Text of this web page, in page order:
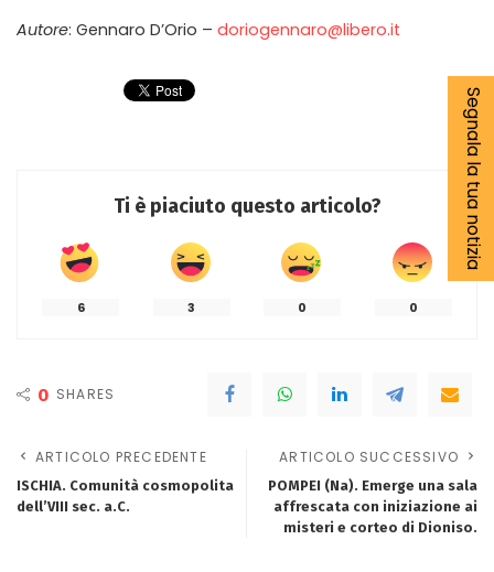
Autore: Gennaro D’Orio – doriogennaro@libero.it
Ti è piaciuto questo articolo?
6 3 0 0
0 SHARES
ARTICOLO PRECEDENTE
ISCHIA. Comunità cosmopolita
dell’VIII sec. a.C.
ARTICOLO SUCCESSIVO
POMPEI (Na). Emerge una sala
affrescata con iniziazione ai
misteri e corteo di Dioniso.
Segnala la tua notizia